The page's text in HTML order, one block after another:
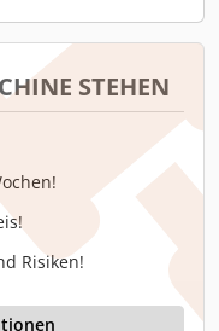
STEHEN
Risiken!